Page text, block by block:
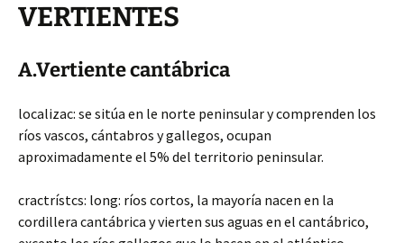
VERTIENTES
A.Vertiente cantábrica
localizac: se sitúa en le norte peninsular y comprenden los
ríos vascos, cántabros y gallegos, ocupan
aproximadamente el 5% del territorio peninsular.
cractrístcs: long: ríos cortos, la mayoría nacen en la
cordillera cantábrica y vierten sus aguas en el cantábrico,